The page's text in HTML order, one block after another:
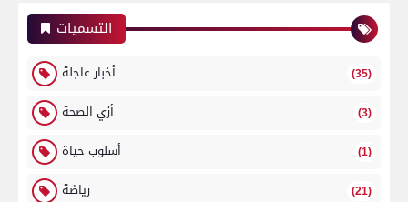
التسميات
أخبار عاجلة (35)
أزي الصحة (3)
أسلوب حياة (1)
رياضة (21)